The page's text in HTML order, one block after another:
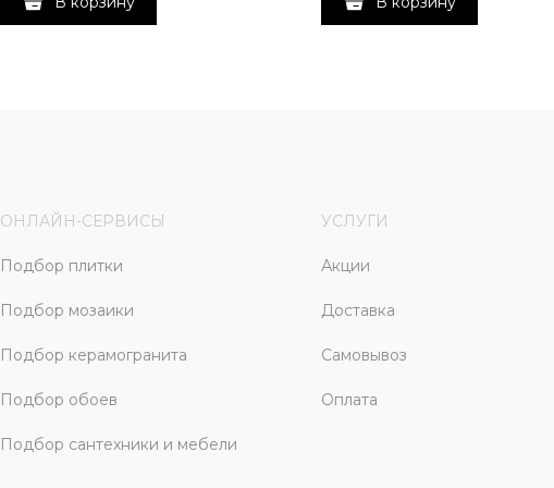
ОНЛАЙН-СЕРВИСЫ
Подбор плитки
Подбор мозаики
Подбор керамогранита
Подбор обоев
Подбор сантехники и мебели
УСЛУГИ
Акции
Доставка
Самовывоз
Оплата